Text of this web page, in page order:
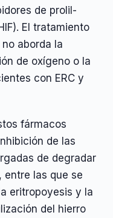
de prolil-
El tratamiento
aborda la
de oxígeno o la
con ERC y
fármacos
de las
de degradar
entre las que se
eritropoyesis y la
del hierro